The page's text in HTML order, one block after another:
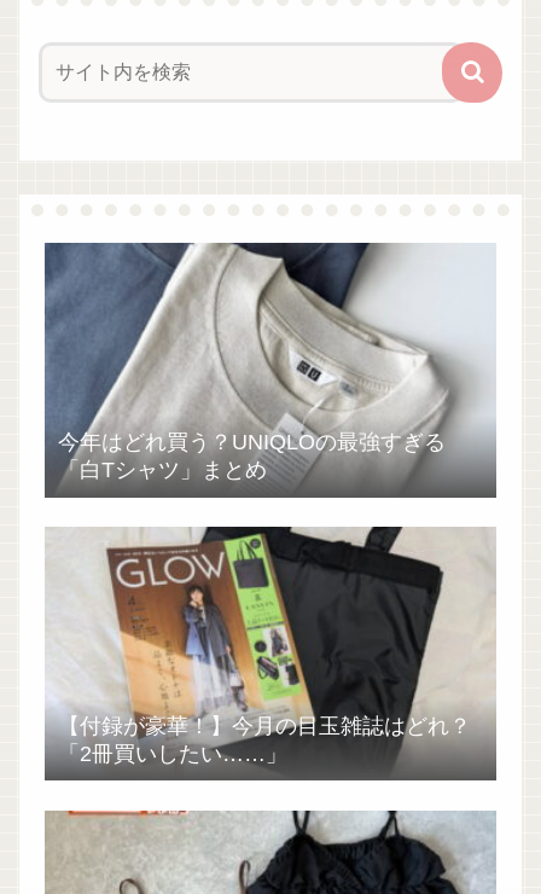
今年はどれ買う？UNIQLOの最強すぎる
「白Tシャツ」まとめ
【付録が豪華！】今月の目玉雑誌はどれ？
「2冊買いしたい……」